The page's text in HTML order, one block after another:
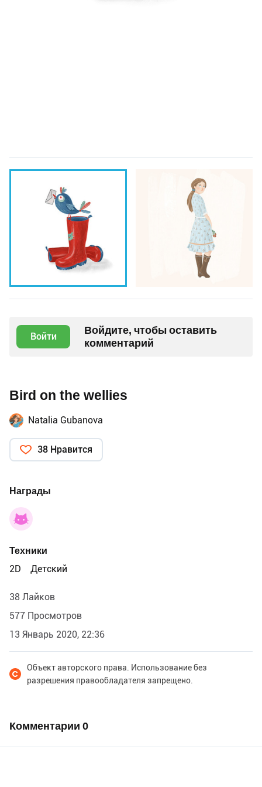
Войти
Войдите, чтобы оставить
комментарий
Bird on the wellies
Natalia Gubanova
38 Нравится
Награды
Техники
2D
Детский
38 Лайков
577 Просмотров
13 Январь 2020, 22:36
Объект авторского права. Использование без
разрешения правообладателя запрещено.
Комментарии 0